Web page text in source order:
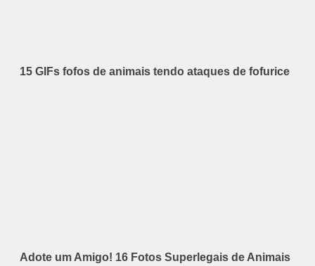
15 GIFs fofos de animais tendo ataques de fofurice
Adote um Amigo! 16 Fotos Superlegais de Animais